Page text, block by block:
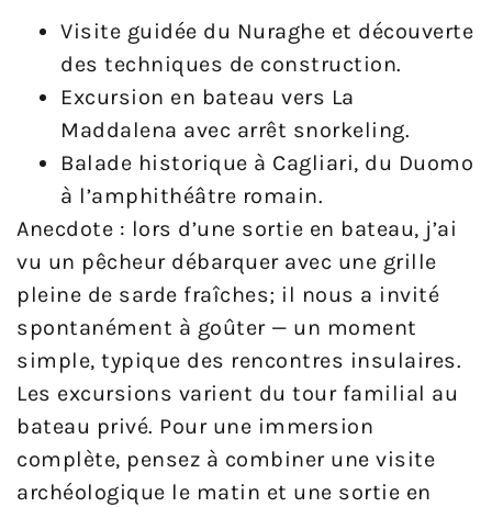
Visite guidée du Nuraghe et découverte
des techniques de construction.
Excursion en bateau vers La
Maddalena avec arrêt snorkeling.
Balade historique à Cagliari, du Duomo
à l’amphithéâtre romain.
Anecdote : lors d’une sortie en bateau, j’ai
vu un pêcheur débarquer avec une grille
pleine de sarde fraîches; il nous a invité
spontanément à goûter — un moment
simple, typique des rencontres insulaires.
Les excursions varient du tour familial au
bateau privé. Pour une immersion
complète, pensez à combiner une visite
archéologique le matin et une sortie en